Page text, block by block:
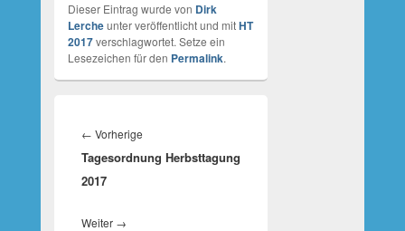
Dieser Eintrag wurde von Dirk
Lercheunter veröffentlicht und mitHT
2017verschlagwortet. Setze ein
Lesezeichen für den Permalink.
← VorherigeVorheriger
Beitrag:
Tagesordnung Herbsttagung
2017
Weiter →Nächster